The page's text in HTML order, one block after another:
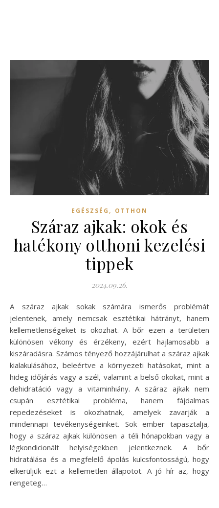
EGÉSZSÉG , OTTHON
Száraz ajkak: okok és
hatékony otthoni kezelési
tippek
2024.09.26.
A száraz ajkak sokak számára ismerős problémát
jelentenek, amely nemcsak esztétikai hátrányt, hanem
kellemetlenségeket is okozhat. A bőr ezen a területen
különösen vékony és érzékeny, ezért hajlamosabb a
kiszáradásra. Számos tényező hozzájárulhat a száraz ajkak
kialakulásához, beleértve a környezeti hatásokat, mint a
hideg időjárás vagy a szél, valamint a belső okokat, mint a
dehidratáció vagy a vitaminhiány. A száraz ajkak nem
csupán esztétikai probléma, hanem fájdalmas
repedezéseket is okozhatnak, amelyek zavarják a
mindennapi tevékenységeinket. Sok ember tapasztalja,
hogy a száraz ajkak különösen a téli hónapokban vagy a
légkondicionált helyiségekben jelentkeznek. A bőr
hidratálása és a megfelelő ápolás kulcsfontosságú, hogy
elkerüljük ezt a kellemetlen állapotot. A jó hír az, hogy
rengeteg…